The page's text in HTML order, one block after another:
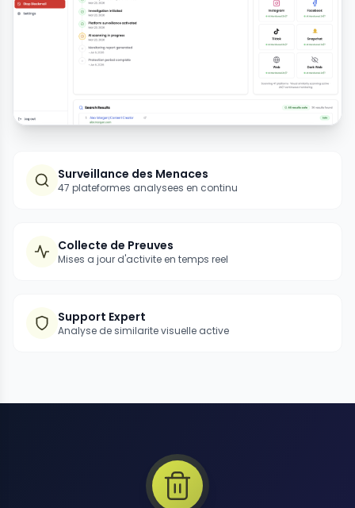
Surveillance des Menaces
47 plateformes analysees en continu
Collecte de Preuves
Mises a jour d'activite en temps reel
Support Expert
Analyse de similarite visuelle active